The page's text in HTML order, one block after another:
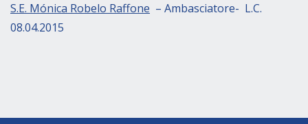
S.E. Mónica Robelo Raffone – Ambasciatore- L.C.
08.04.2015